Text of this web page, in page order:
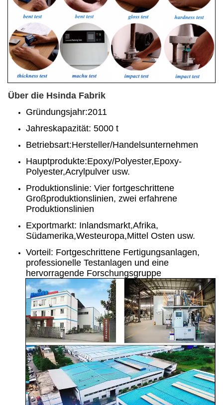
Über die Hsinda Fabrik
Gründungsjahr:2011
Jahreskapazität: 5000 t
Betriebsart:Hersteller/Handelsunternehmen
Hauptprodukte:Epoxy/Polyester,Epoxy-
Polyester,Acrylpulver usw.
Produktionslinie: Vier fortgeschrittene
Großproduktionslinien, zwei erfahrene
Produktionslinien
Exportmarkt: Inlandsmarkt,Afrika,
Südamerika,Westeuropa,Mittel Osten usw.
Vorteil: Fortgeschrittene Fertigungsanlagen,
professionelle Testanlagen und eine
hervorragende Forschungsgruppe